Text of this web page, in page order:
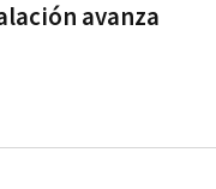
avanza